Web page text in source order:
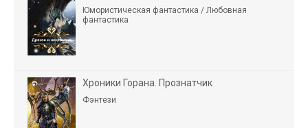
Юмористическая фантастика / Любовная
фантастика
Хроники Горана. Прознатчик
Фэнтези